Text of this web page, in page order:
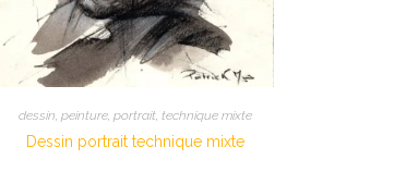
dessin peinture, portrait, technique mixte
Dessin portrait technique mixte